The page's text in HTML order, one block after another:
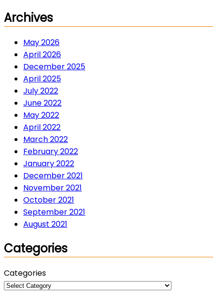
Archives
May 2026
April 2026
December 2025
April 2025
July 2022
June 2022
May 2022
April 2022
March 2022
February 2022
January 2022
December 2021
November 2021
October 2021
September 2021
August 2021
Categories
Categories